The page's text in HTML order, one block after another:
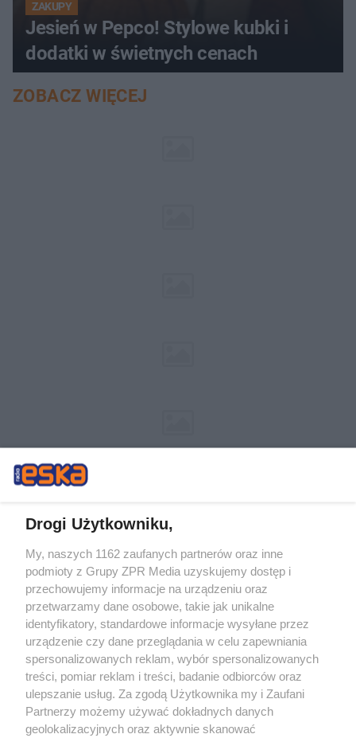
ZAKUPY
Jesień w Pepco! Stylowe kubki i
dodatki w świetnych cenach
ZOBACZ WIĘCEJ
Żaden utwór zamieszczony w serwisie nie może być powielany i
rozpowszechniany lub dalej rozpowszechniany w jakikolwiek sposób (w
tym także elektroniczny lub mechaniczny) na jakimkolwiek polu
eksploatacji w jakiejkolwiek formie, włącznie z umieszczaniem w Internecie
bez pisemnej zgody właściciela praw. Jakiekolwiek użycie lub
wykorzystanie utworów w całości lub w części z naruszeniem prawa, tzn.
bez właściwej zgody, jest zabronione pod groźbą kary i może być ścigane
prawnie.
Drogi Użytkowniku,
My, naszych 1162 zaufanych partnerów oraz inne
podmioty z Grupy ZPR Media uzyskujemy dostęp i
przechowujemy informacje na urządzeniu oraz
przetwarzamy dane osobowe, takie jak unikalne
identyfikatory, standardowe informacje wysyłane przez
urządzenie czy dane przeglądania w celu zapewniania
spersonalizowanych reklam, wybór spersonalizowanych
treści, pomiar reklam i treści, badanie odbiorców oraz
ulepszanie usług. Za zgodą Użytkownika my i Zaufani
Partnerzy możemy używać dokładnych danych
geolokalizacyjnych oraz aktywnie skanować